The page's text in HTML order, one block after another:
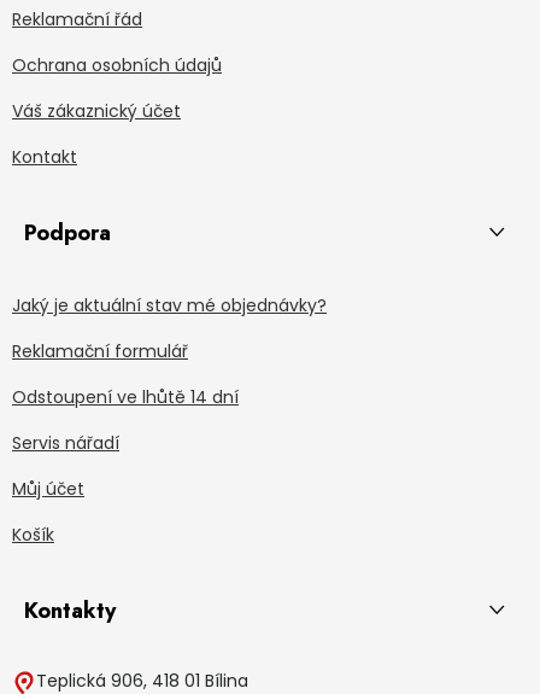
Reklamační řád
Ochrana osobních údajů
Váš zákaznický účet
Kontakt
Podpora
Jaký je aktuální stav mé objednávky?
Reklamační formulář
Odstoupení ve lhůtě 14 dní
Servis nářadí
Můj účet
Košík
Kontakty
Teplická 906, 418 01 Bílina